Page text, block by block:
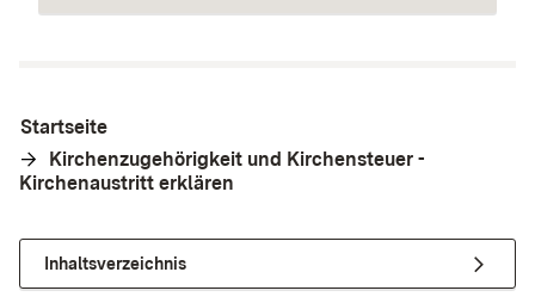
Startseite
Kirchenzugehörigkeit und Kirchensteuer -
Kirchenaustritt erklären
Inhaltsverzeichnis